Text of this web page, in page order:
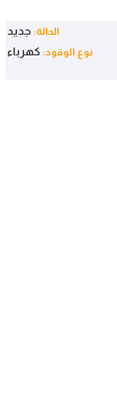
الحالة: جديد
نوع الوقود: كهرباء